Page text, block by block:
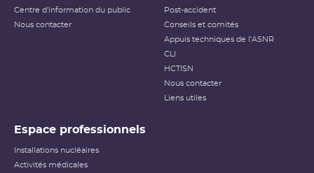
Centre d'information du public
Nous contacter
Post-accident
Conseils et comités
Appuis techniques de l'ASNR
CLI
HCTISN
Nous contacter
Liens utiles
Espace professionnels
Installations nucléaires
Activités médicales